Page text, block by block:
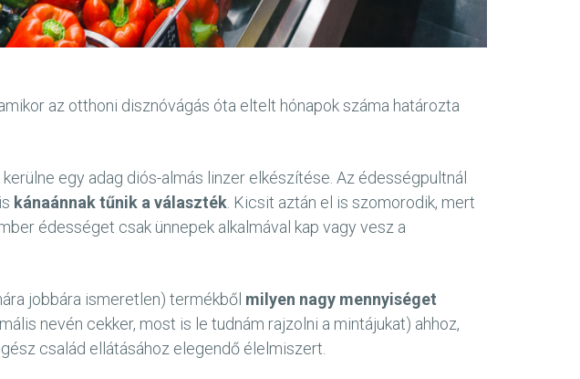
az otthoni disznóvágás óta eltelt hónapok száma határozta
egy adag diós-almás linzer elkészítése. Az édességpultnál
kánaánnak tűnik a választék . Kicsit aztán el is szomorodik, mert
édességet csak ünnepek alkalmával kap vagy vesz a
jobbára ismeretlen) termékből milyen nagy mennyiséget
nevén cekker, most is le tudnám rajzolni a mintájukat) ahhoz,
család ellátásához elegendő élelmiszert.